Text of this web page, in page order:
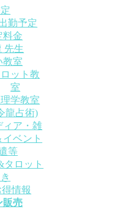
勤予定
料金
先生
教室
ット教
室
学教室
龍占術)
ィア・雑
ベント
等
タロット
情報
販売